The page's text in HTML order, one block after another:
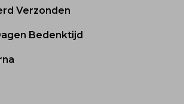
Verzonden
Bedenktijd